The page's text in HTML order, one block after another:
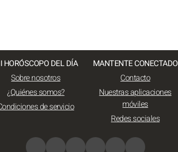
HORÓSCOPO DEL DÍA
Sobre nosotros
¿Quiénes somos?
de servicio
MANTENTE CONECTADO
Contacto
Nuestras aplicaciones
móviles
Redes sociales